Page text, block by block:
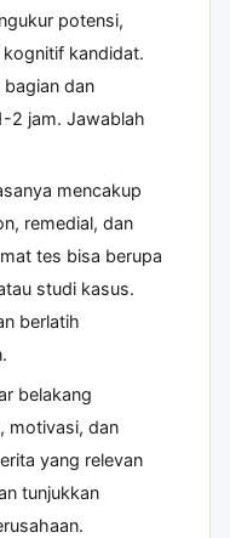
potensi,
kandidat.
dan
2 jam. Jawablah
mencakup
remedial, dan
tes bisa berupa
studi kasus.
berlatih
belakang
motivasi, dan
yang relevan
tunjukkan